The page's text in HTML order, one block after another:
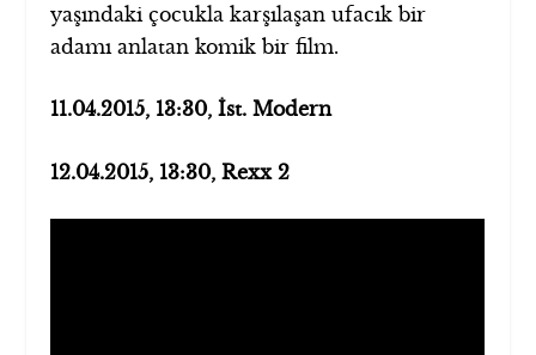
yaşındaki çocukla karşılaşan ufacık bir
adamı anlatan komik bir film.
11.04.2015, 13:30, İst. Modern
12.04.2015, 13:30, Rexx 2